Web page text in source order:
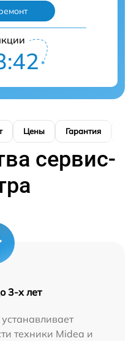
Цены Гарантия
сервис-
3-х лет
техники Midea и